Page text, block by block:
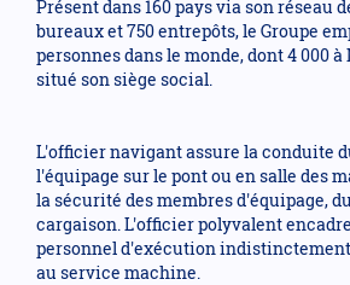
Présent dans 160 pays via son réseau
bureaux et 750 entrepôts, le Groupe
personnes dans le monde, dont 4 000
situé son siège social.
L'officier navigant assure la conduite
l'équipage sur le pont ou en salle des
la sécurité des membres d'équipage,
cargaison. L'officier polyvalent
personnel d'exécution
au service machine.